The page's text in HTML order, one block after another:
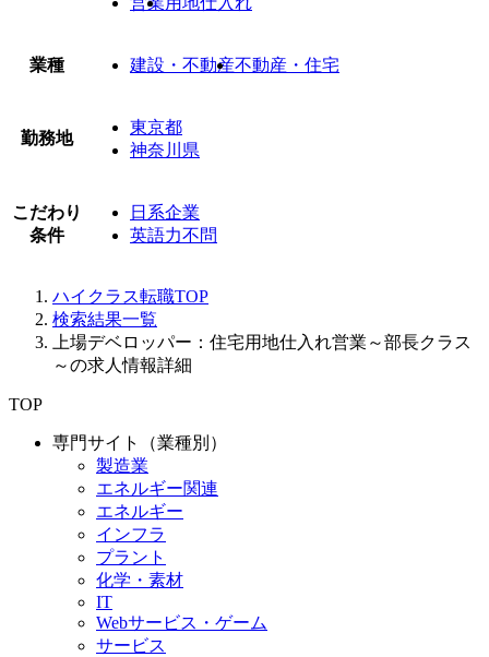
業種 建設・不動産不動産・住宅
勤務地
東京都
神奈川県
こだわり
条件
日系企業
英語力不問
ハイクラス転職TOP
検索結果一覧
上場デベロッパー：住宅用地仕入れ営業～部長クラス
～の求人情報詳細
TOP
専門サイト（業種別）
製造業
エネルギー関連
エネルギー
インフラ
プラント
化学・素材
IT
Webサービス・ゲーム
サービス